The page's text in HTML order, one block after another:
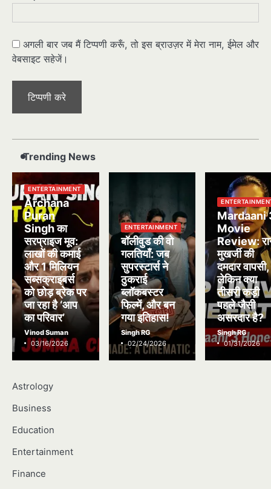
अगली बार जब मैं टिप्पणी करूँ, तो इस ब्राउज़र में मेरा नाम, ईमेल और
वेबसाइट सहेजें।
Trending News
ENTERTAINMENT
Archana
Puran
Singh का
सरप्राइज मूव:
लाखों की कमाई
और 1 मिलियन
सब्सक्राइबर्स
को छोड़ ब्रेक पर
जा रहा है ‘आप
का परिवार’
Vinod Suman
03/16/2026
ENTERTAINMENT
बॉलीवुड की वो
गलतियाँ: जब
सुपरस्टार्स ने
ठुकराई
ब्लॉकबस्टर
फिल्में, और बन
गया इतिहास!
Singh RG
02/24/2026
Mardaani
Movie
Review:
मुखर्जी की
दमदार वापसी,
लेकिन क्या
तीसरी कड़ी
पहले जैसी
असरदार है?
Singh RG
01/31/2026
Astrology
Business
Education
Entertainment
Finance